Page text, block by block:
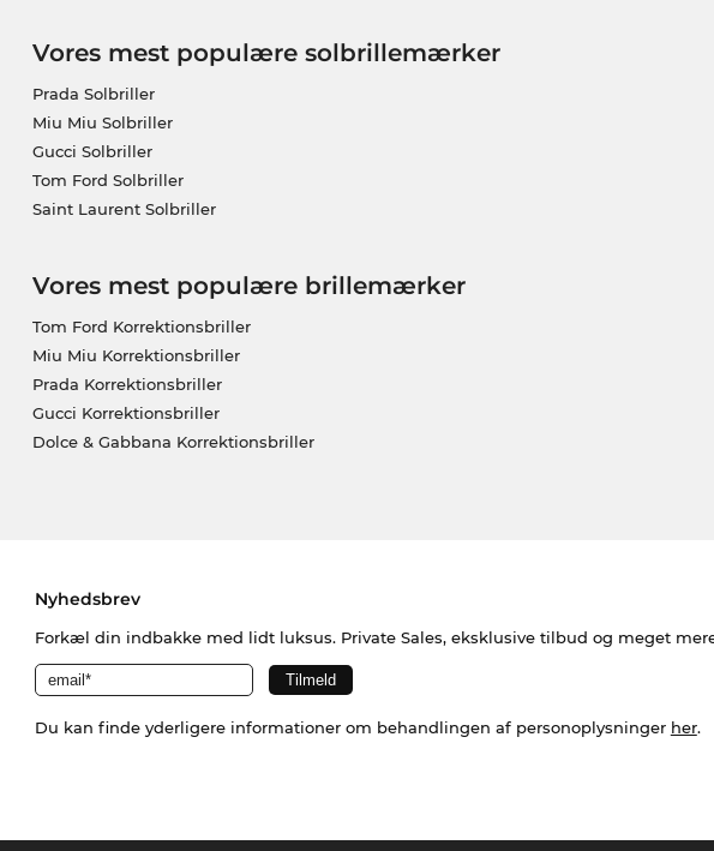
Vores mest populære solbrillemærker
Prada Solbriller
Miu Miu Solbriller
Gucci Solbriller
Tom Ford Solbriller
Saint Laurent Solbriller
Vores mest populære brillemærker
Tom Ford Korrektionsbriller
Miu Miu Korrektionsbriller
Prada Korrektionsbriller
Gucci Korrektionsbriller
Dolce & Gabbana Korrektionsbriller
Nyhedsbrev
Forkæl din indbakke med lidt luksus. Private Sales, eksklusive tilbud og meget
Du kan finde yderligere informationer om behandlingen af personoplysninger her.